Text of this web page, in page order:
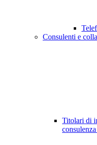
Consulenti e
Titolari di
consulenza